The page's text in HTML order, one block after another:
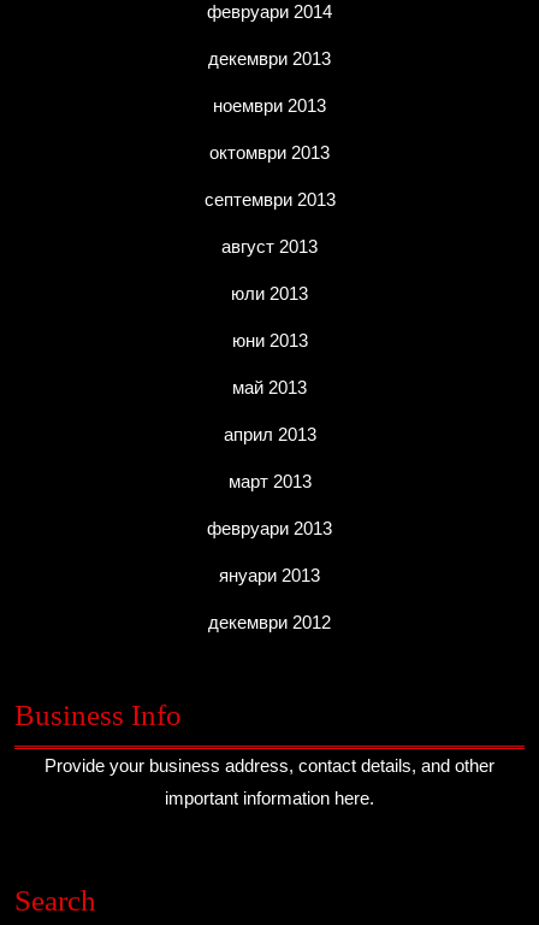
февруари 2014
декември 2013
ноември 2013
октомври 2013
септември 2013
август 2013
юли 2013
юни 2013
май 2013
април 2013
март 2013
февруари 2013
януари 2013
декември 2012
Business Info
Provide your business address, contact details, and other
important information here.
Search